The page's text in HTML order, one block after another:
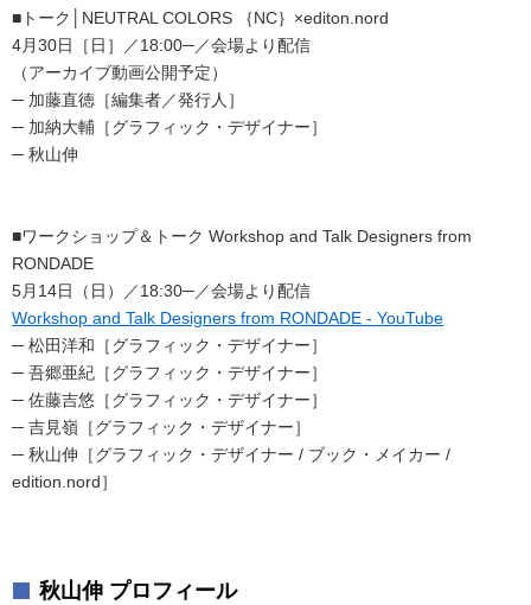
■トーク│NEUTRAL COLORS ｛NC｝×editon.nord
4月30日［日］／18:00─／会場より配信
（アーカイブ動画公開予定）
─ 加藤直徳［編集者／発行人］
─ 加納大輔［グラフィック・デザイナー］
─ 秋山伸
■ワークショップ＆トーク Workshop and Talk Designers from
RONDADE
5月14日（日）／18:30─／会場より配信
Workshop and Talk Designers from RONDADE - YouTube
─ 松田洋和［グラフィック・デザイナー］
─ 吾郷亜紀［グラフィック・デザイナー］
─ 佐藤吉悠［グラフィック・デザイナー］
─ 吉見嶺［グラフィック・デザイナー］
─ 秋山伸［グラフィック・デザイナー / ブック・メイカー /
edition.nord］
秋山伸 プロフィール